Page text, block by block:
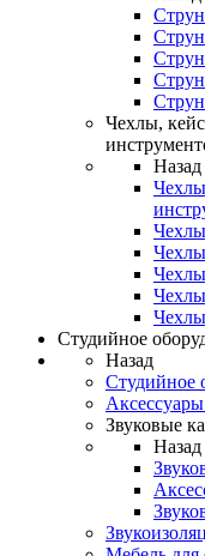
Чехлы,
Назад
Студийное
Назад
Студийное
Звуковые
Назад